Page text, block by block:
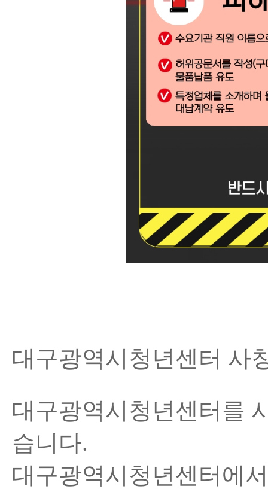
대구광역시청년센터 사
대구광역시청년센터를
습니다.
대구광역시청년센터에